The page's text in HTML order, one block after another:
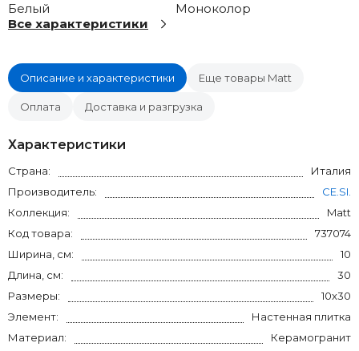
Белый
Моноколор
Все характеристики
Описание и характеристики Еще товары Matt
Оплата Доставка и разгрузка
Характеристики
Страна:
Италия
Производитель:
CE.SI.
Коллекция:
Matt
Код товара:
737074
Ширина, см:
10
Длина, см:
30
Размеры:
10x30
Элемент:
Настенная плитка
Материал:
Керамогранит